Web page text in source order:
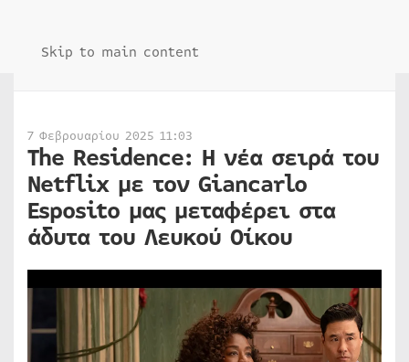
Skip to main content
7 Φεβρουαρίου 2025 11:03
The Residence: Η νέα σειρά του
Netflix με τον Giancarlo
Esposito μας μεταφέρει στα
άδυτα του Λευκού Οίκου